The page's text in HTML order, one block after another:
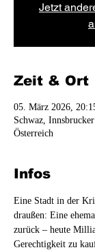
Jetzt
Zeit & Ort
05. März 2026,
Schwaz,
Österreich
Infos
Eine Stadt in der
draußen: Eine
zurück – heute
Gerechtigkeit zu